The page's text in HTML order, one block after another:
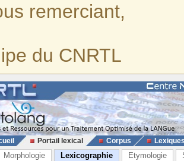
remerciant,
du CNRTL
Portail lexical Corpus
Morphologie Lexicographie Etymologie